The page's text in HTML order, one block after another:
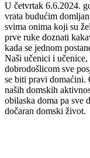
U četvrtak 6.6.2024.
vrata budućim
svima onima koji su
prve ruke doznati
kada se jednom
Naši učenici i
dobrodošlicom sve
se biti pravi domaćini.
naših domskih
obilaska doma pa sve
dočaran domski život.